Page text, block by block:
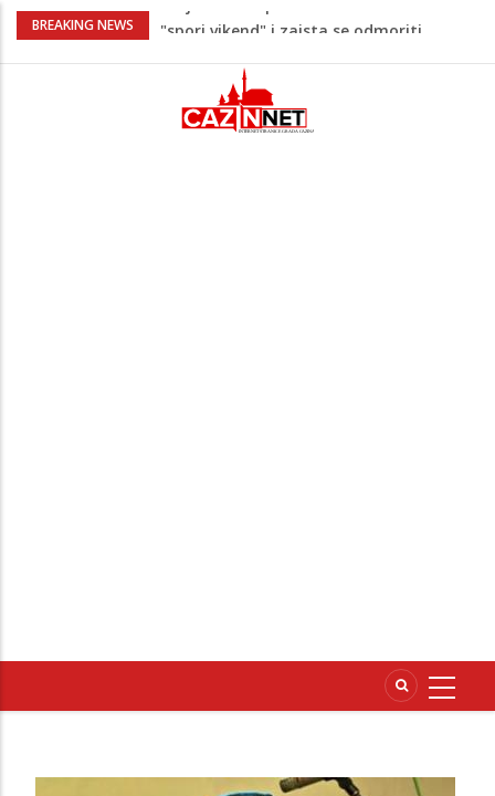
BREAKING NEWS
Maloljetnik u policijskoj stanici napao
Razmišljate koji automobil kupiti? Nova
Honda Civic dobila odlične ocjene
Pet namirnica za doručak koje će vas